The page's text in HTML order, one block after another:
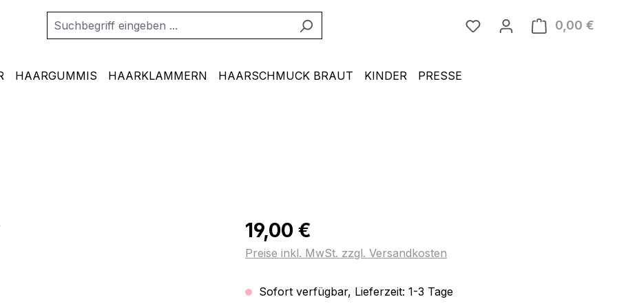
0,00 €
HAARGUMMIS HAARKLAMMERN HAARSCHMUCK BRAUT KINDER PRESSE
Regulärer Preis:
19,00 €
Preise inkl. MwSt. zzgl. Versandkosten
Sofort verfügbar, Lieferzeit: 1-3 Tage